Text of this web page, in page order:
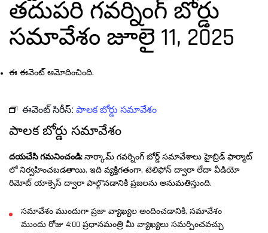
తదుపరి గవర్నింగ్ బోర్డు
సమావేశం జూలై 11, 2025
ఈ ఈవెంట్ ఆమోదించింది.
ఈవెంట్ సిరీస్: పాలక బోర్డు సమావేశం
పాలక బోర్డు సమావేశం
దయచేసి గమనించండి: నార్కామ్ గవర్నింగ్ బోర్డ్ సమావేశాలు హైబ్రిడ్ ఫార్మాట్
లో నిర్వహించబడతాయి, ఇది వ్యక్తిగతంగా, టెలిఫోన్ ద్వారా లేదా వీడియో
రిమోట్ యాక్సెస్ ద్వారా పాల్గొనడానికి ప్రజలను అనుమతిస్తుంది.
సమావేశం ముందుగా ప్రజా వ్యాఖ్యల అందించడానికి, సమావేశం
ముందు రోజు 4:00 ప్రధానమంత్రి మీ వ్యాఖ్యలు సమర్పించవచ్చు